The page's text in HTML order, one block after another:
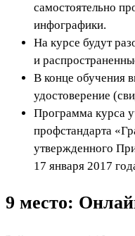
самостоятельно
инфографики.
На курсе будут
и
В конце обучения
удостоверение
Программа курса
профстандарта
утвержденного
17 января 2017
9 место: